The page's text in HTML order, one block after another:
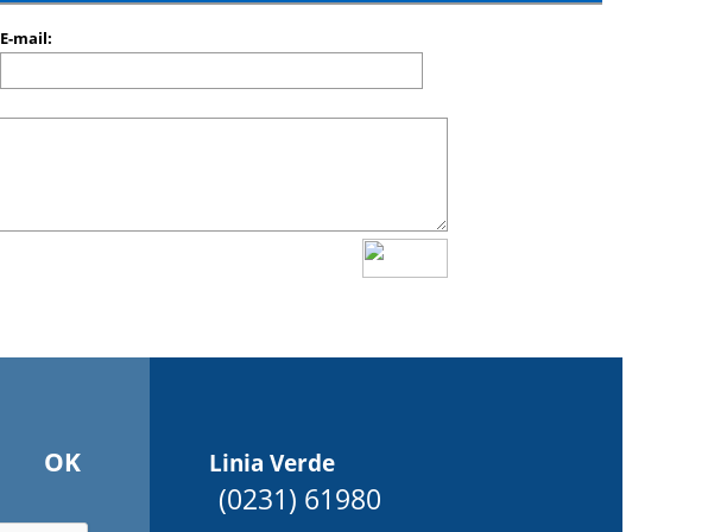
E-mail:
OK Linia Verde
(0231) 61980